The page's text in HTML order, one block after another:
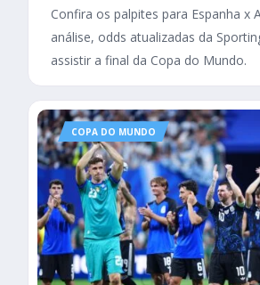
Confira os palpites para Espanha x
análise, odds atualizadas da
assistir a final da Copa do Mundo.
COPA DO MUNDO